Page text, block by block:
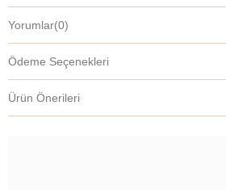
Yorumlar(0)
Ödeme Seçenekleri
Ürün Önerileri